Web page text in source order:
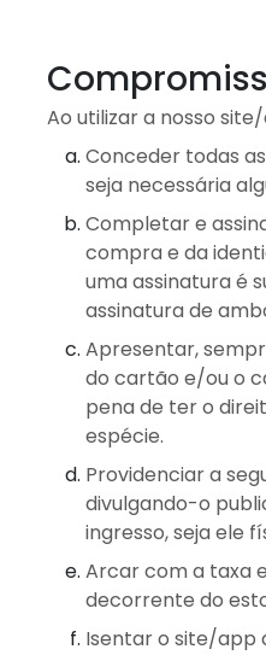
Ao utilizar a nosso
Conceder todas
seja necessária
Completar e
compra e da
uma assinatura é
assinatura de
Apresentar,
do cartão e/ou o
pena de ter o
espécie.
Providenciar a
divulgando-o
ingresso, seja ele
Arcar com a taxa
decorrente do
Isentar o site/app